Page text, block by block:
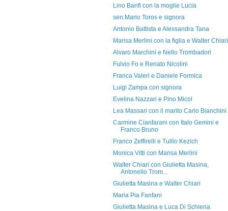
Lino Banfi con la moglie Lucia
sen.Mario Toros e signora
Antonio Battista e Alessandra Tana
Marisa Merlini con la figlia e Walter Chiari
Alvaro Marchini e Nello Trombadori
Fulvio Fo e Renato Nicolini
Franca Valeri e Daniele Formica
Luigi Zampa con signora
Evelina Nazzari e Pino Micol
Lea Massari con il marito Carlo Bianchini
Carmine Cianfarani con Italo Gemini e
Franco Bruno
Franco Zeffirelli e Tullio Kezich
Monica Vitti con Marisa Merlini
Walter Chiari con Giulietta Masina,
Antonello Trom...
Giulietta Masina e Walter Chiari
Maria Pia Fanfani
Giulietta Masina e Luca Di Schiena